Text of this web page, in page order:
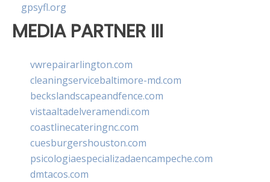
gpsyfl.org
MEDIA PARTNER III
vwrepairarlington.com
cleaningservicebaltimore-md.com
beckslandscapeandfence.com
vistaaltadelveramendi.com
coastlinecateringnc.com
cuesburgershouston.com
psicologiaespecializadaencampeche.com
dmtacos.com